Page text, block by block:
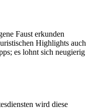
Faust erkunden
Highlights auch
es lohnt sich neugierig
wird diese